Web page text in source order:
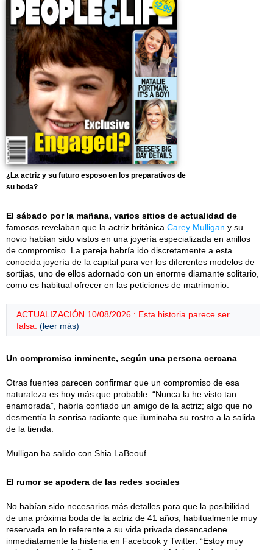
¿La actriz y su futuro esposo en los preparativos de
su boda?
El sábado por la mañana, varios sitios de actualidad de
famosos revelaban que la actriz británica Carey Mulligan y su
novio habían sido vistos en una joyería especializada en anillos
de compromiso. La pareja habría ido discretamente a esta
conocida joyería de la capital para ver los diferentes modelos de
sortijas, uno de ellos adornado con un enorme diamante solitario,
como es habitual ofrecer en las peticiones de matrimonio.
ACTUALIZACIÓN 10/08/2026 : Esta historia parece ser
falsa. (leer más)
Un compromiso inminente, según una persona cercana
Otras fuentes parecen confirmar que un compromiso de esa
naturaleza es hoy más que probable. “Nunca la he visto tan
enamorada”, habría confiado un amigo de la actriz; algo que no
desmentía la sonrisa radiante que iluminaba su rostro a la salida
de la tienda.
Mulligan ha salido con Shia LaBeouf.
El rumor se apodera de las redes sociales
No habían sido necesarios más detalles para que la posibilidad
de una próxima boda de la actriz de 41 años, habitualmente muy
reservada en lo referente a su vida privada desencadene
inmediatamente la histeria en Facebook y Twitter. “Estoy muy